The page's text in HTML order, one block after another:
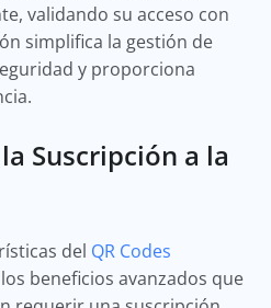
validando su acceso con
simplifica la gestión de
y proporciona
Suscripción a la
del QR Codes
beneficios avanzados que